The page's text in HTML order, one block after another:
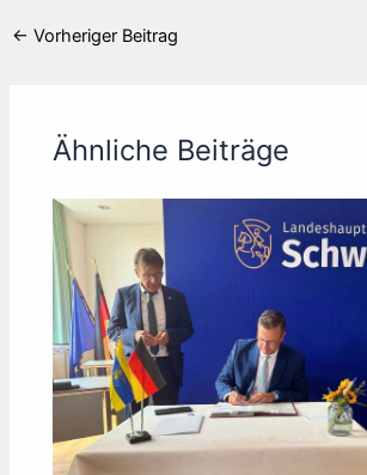
← Vorheriger Beitrag
Ähnliche Beiträge